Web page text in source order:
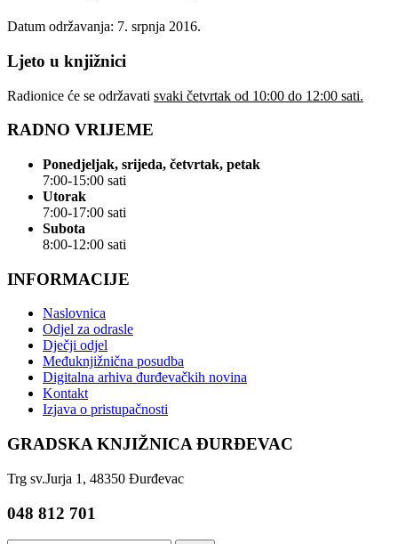
Datum održavanja: 7. srpnja 2016.
Ljeto u knjižnici
Radionice će se održavati svaki četvrtak od 10:00 do 12:00 sati.
RADNO VRIJEME
Ponedjeljak, srijeda, četvrtak, petak
7:00-15:00 sati
Utorak
7:00-17:00 sati
Subota
8:00-12:00 sati
INFORMACIJE
Naslovnica
Odjel za odrasle
Dječji odjel
Međuknjižnična posudba
Digitalna arhiva đurđevačkih novina
Kontakt
Izjava o pristupačnosti
GRADSKA KNJIŽNICA ĐURĐEVAC
Trg sv.Jurja 1, 48350 Đurđevac
048 812 701